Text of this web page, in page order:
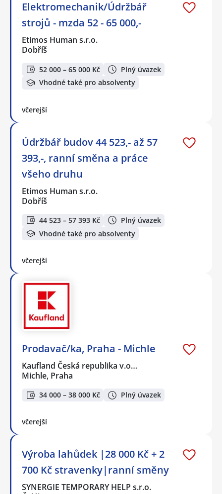
Elektromechanik/Údržbář
strojů - mzda 52 - 65 000,-
Etimos Human s.r.o.
Dobříš
52 000 – 65 000 Kč
Plný úvazek
Vhodné také pro absolventy
včerejší
Údržbář budov 44 523,- až 57
393,-, ranní směna a práce
všeho druhu
Etimos Human s.r.o.
Dobříš
44 523 – 57 393 Kč
Plný úvazek
Vhodné také pro absolventy
včerejší
Prodavač/ka, Praha - Michle
Kaufland Česká republika v.o…
Michle, Praha
34 000 – 38 000 Kč Plný úvazek
včerejší
Výroba lahůdek |28 000 Kč + 2
700 Kč stravenky|ranní směny
SYNERGIE TEMPORARY HELP s.r.o.